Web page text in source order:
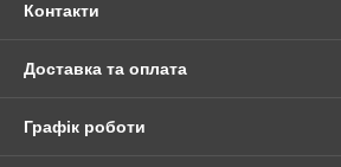
Контакти
Доставка та оплата
Графік роботи